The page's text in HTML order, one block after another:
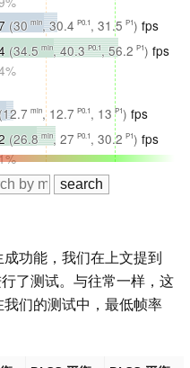
(30 min, 30.4 P0.1, 31.5 P1) fps
(34.5 min, 40.3 P0.1, 56.2 P1) fps
min, 12.7 P0.1, 13 P1) fps
(26.8 min, 27 P0.1, 30.2 P1) fps
功能，我们在上文提到
了测试。与往常一样，这
们的测试中，最低帧率